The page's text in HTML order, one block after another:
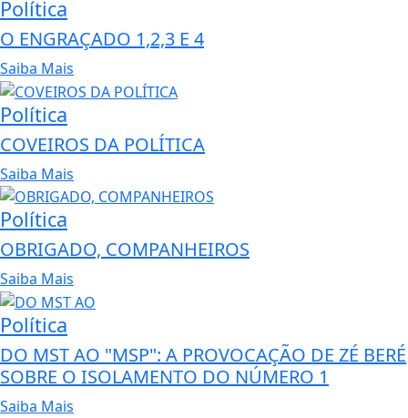
Política
O ENGRAÇADO 1,2,3 E 4
Saiba Mais
Política
COVEIROS DA POLÍTICA
Saiba Mais
Política
OBRIGADO, COMPANHEIROS
Saiba Mais
Política
DO MST AO "MSP": A PROVOCAÇÃO DE ZÉ BERÉ
SOBRE O ISOLAMENTO DO NÚMERO 1
Saiba Mais